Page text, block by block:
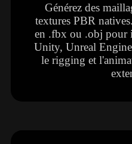
Générez des
textures PBR
en .fbx ou .obj pour
Unity, Unreal
le rigging et